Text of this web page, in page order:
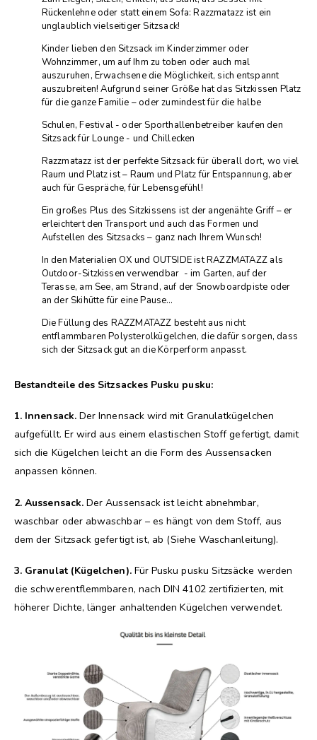
Rückenlehne oder statt einem Sofa: Razzmatazz ist ein
unglaublich vielseitiger Sitzsack!
Kinder lieben den Sitzsack im Kinderzimmer oder
Wohnzimmer, um auf Ihm zu toben oder auch mal
auszuruhen, Erwachsene die Möglichkeit, sich entspannt
auszubreiten! Aufgrund seiner Größe hat das Sitzkissen Platz
für die ganze Familie – oder zumindest für die halbe
Schulen, Festival - oder Sporthallenbetreiber kaufen den
Sitzsack für Lounge - und Chillecken
Razzmatazz ist der perfekte Sitzsack für überall dort, wo viel
Raum und Platz ist – Raum und Platz für Entspannung, aber
auch für Gespräche, für Lebensgefühl!
Ein großes Plus des Sitzkissens ist der angenähte Griff – er
erleichtert den Transport und auch das Formen und
Aufstellen des Sitzsacks – ganz nach Ihrem Wunsch!
In den Materialien OX und OUTSIDE ist RAZZMATAZZ als
Outdoor-Sitzkissen verwendbar - im Garten, auf der
Terasse, am See, am Strand, auf der Snowboardpiste oder
an der Skihütte für eine Pause…
Die Füllung des RAZZMATAZZ besteht aus nicht
entflammbaren Polysterolkügelchen, die dafür sorgen, dass
sich der Sitzsack gut an die Körperform anpasst.
Bestandteile des Sitzsackes Pusku pusku:
1. Innensack.Der Innensack wird mit Granulatkügelchen
aufgefüllt. Er wird aus einem elastischen Stoff gefertigt, damit
sich die Kügelchen leicht an die Form des Aussensacken
anpassen können.
2. Aussensack.Der Aussensack ist leicht abnehmbar,
waschbar oder abwaschbar – es hängt von dem Stoff, aus
dem der Sitzsack gefertigt ist, ab (Siehe Waschanleitung).
3. Granulat (Kügelchen).Für Pusku pusku Sitzsäcke werden
die schwerentflemmbaren, nach DIN 4102 zertifizierten, mit
höherer Dichte, länger anhaltenden Kügelchen verwendet.